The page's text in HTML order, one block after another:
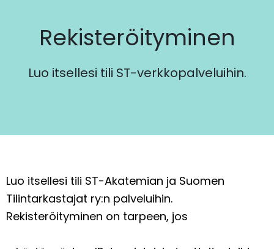
Rekisteröityminen
Luo itsellesi tili ST-verkkopalveluihin.
Luo itsellesi tili ST-Akatemian ja Suomen
Tilintarkastajat ry:n palveluihin.
Rekisteröityminen on tarpeen, jos